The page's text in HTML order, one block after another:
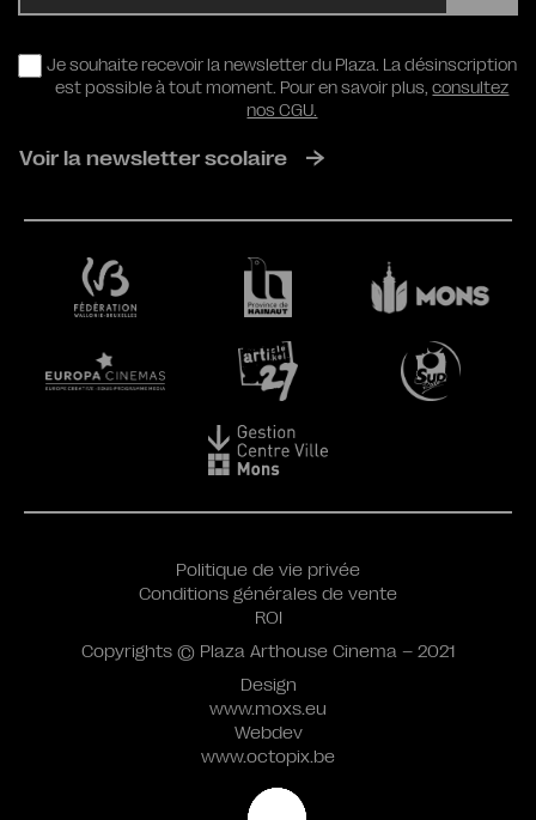
RGPD
Je souhaite recevoir la newsletter du Plaza. La désinscription
est possible à tout moment. Pour en savoir plus,consultez
nos CGU.
Voir la newsletter scolaire
Design
www.moxs.eu
Webdev
www.octopix.be
Politique de vie privée
Conditions générales de vente
ROI
Copyrights © Plaza Arthouse Cinema – 2021